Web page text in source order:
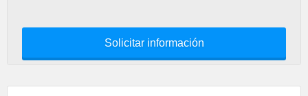
Solicitar información